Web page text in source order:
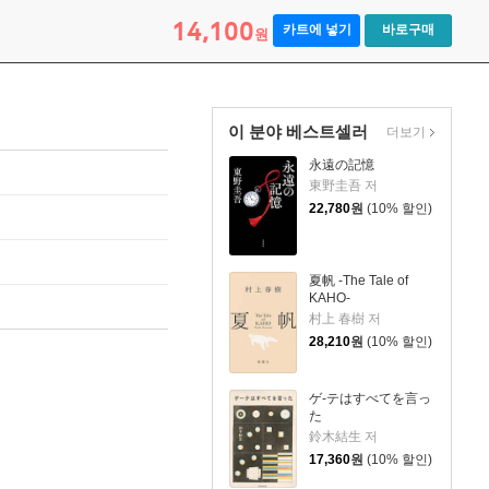
14,100원 카트에 넣기 바로구매
이 분야 베스트셀러
永遠の記憶
東野圭吾 저
22,780원 (10% 할인)
夏帆 -The Tale of
KAHO-
村上 春樹 저
28,210원 (10% 할인)
ゲ-テはすべてを言っ
た
鈴木結生 저
17,360원 (10% 할인)
더보기